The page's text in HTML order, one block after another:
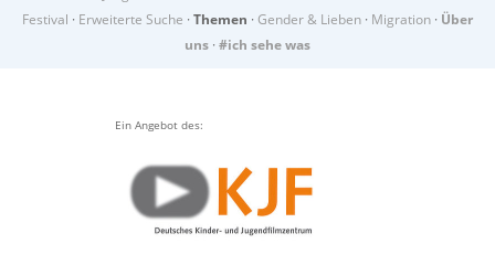
Festival · Erweiterte Suche · Themen · Gender & Lieben · Migration · Über
uns · #ich sehe was
Ein Angebot des: